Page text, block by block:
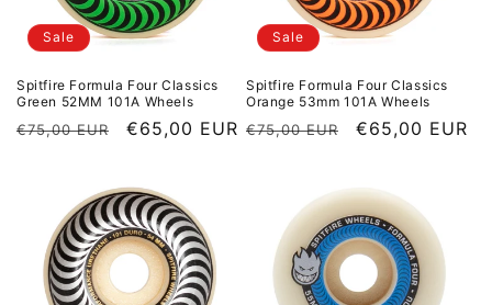
Sale
Spitfire Formula Four Classics
Green 52MM 101A Wheels
Normaler Preis
€75,00 EUR Sale Preis
€65,00 EUR
Sale
Spitfire Formula Four Classics
Orange 53mm 101A Wheels
Normaler Preis
€75,00 EUR Sale Preis
€65,00 EUR